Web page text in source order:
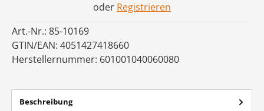
oder Registrieren
Art.-Nr.: 85-10169
GTIN/EAN: 4051427418660
Herstellernummer: 601001040060080
Beschreibung